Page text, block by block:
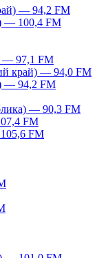
— 94,2 FM
— 100,4 FM
— 97,1 FM
край) — 94,0 FM
— 94,2 FM
— 90,3 FM
FM
FM